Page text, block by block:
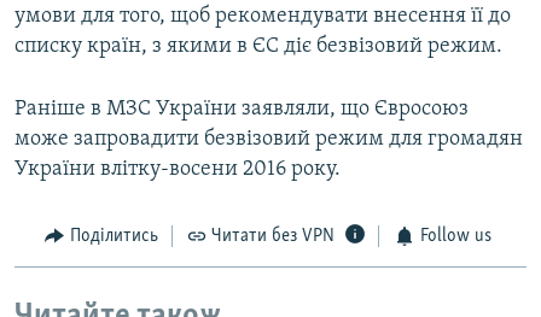
умови для того, щоб рекомендувати внесення її до
списку країн, з якими в ЄС діє безвізовий режим.
Раніше в МЗС України заявляли, що Євросоюз
може запровадити безвізовий режим для громадян
України влітку-восени 2016 року.
Поділитись Читати без VPN Follow us